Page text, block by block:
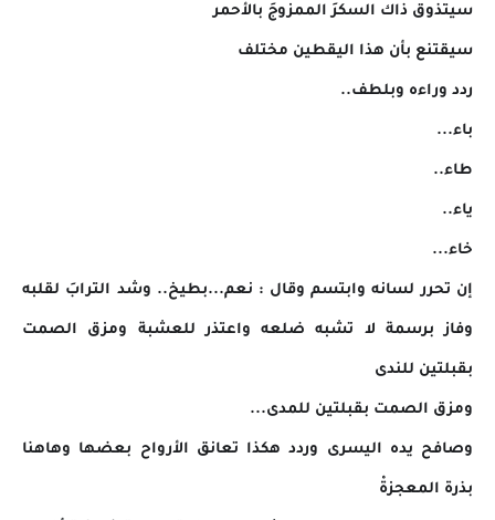
سيتذوق ذاك السكرَ الممزوجَ بالأحمر
سيقتنع بأن هذا اليقطين مختلف
ردد وراءه وبلطف..
باء...
طاء..
ياء..
خاء...
إن تحرر لسانه وابتسم وقال : نعم...بطيخ.. وشد الترابَ لقلبه
وفاز برسمة لا تشبه ضلعه واعتذر للعشبة ومزق الصمت
بقبلتين للندى
ومزق الصمت بقبلتين للمدى...
وصافح يده اليسرى وردد هكذا تعانق الأرواح بعضها وهاهنا
بذرة المعجزةْ